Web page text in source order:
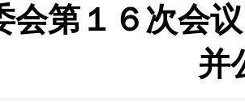
会第１６次会
并